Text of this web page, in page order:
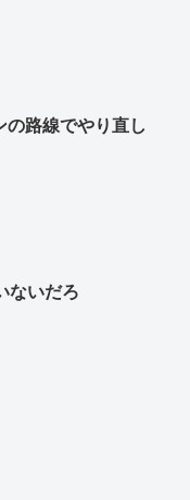
の路線でやり直し
ないだろ